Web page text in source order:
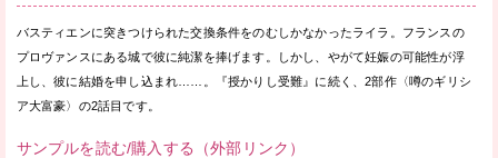
バスティエンに突きつけられた交換条件をのむしかなかったライラ。フランスの
プロヴァンスにある城で彼に純潔を捧げます。しかし、やがて妊娠の可能性が浮
上し、彼に結婚を申し込まれ……。『授かりし受難』に続く、2部作〈噂のギリシ
ア大富豪〉の2話目です。
サンプルを読む/購入する（外部リンク）